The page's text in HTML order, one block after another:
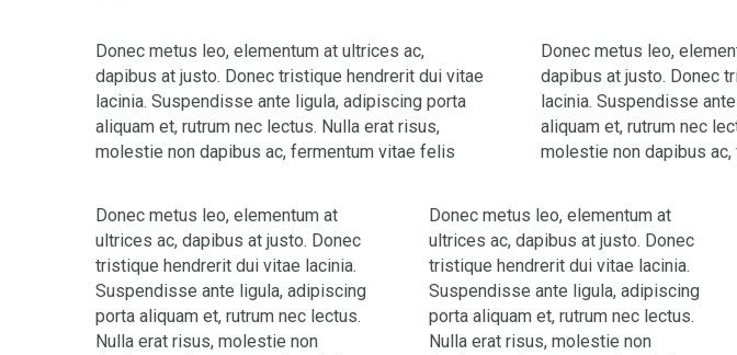
Donec metus leo, elementum at ultrices ac,
dapibus at justo. Donec tristique hendrerit dui vitae
lacinia. Suspendisse ante ligula, adipiscing porta
aliquam et, rutrum nec lectus. Nulla erat risus,
molestie non dapibus ac, fermentum vitae felis
Donec metus leo,
dapibus at justo. Donec
lacinia. Suspendisse
aliquam et, rutrum nec
molestie non dapibus
Donec metus leo, elementum at
ultrices ac, dapibus at justo. Donec
tristique hendrerit dui vitae lacinia.
Suspendisse ante ligula, adipiscing
porta aliquam et, rutrum nec lectus.
Nulla erat risus, molestie non
Donec metus leo, elementum at
ultrices ac, dapibus at justo. Donec
tristique hendrerit dui vitae lacinia.
Suspendisse ante ligula, adipiscing
porta aliquam et, rutrum nec lectus.
Nulla erat risus, molestie non